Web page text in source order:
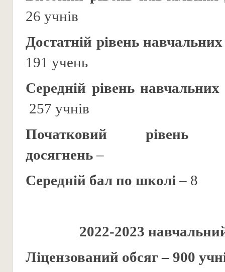
26 учнів
Достатній рівень
191 учень
Середній рівень навчальних
257 учнів
Початковий рівень
досягнень–
Середній бал по школі – 8
2022-2023
Ліцензований обсяг – 900